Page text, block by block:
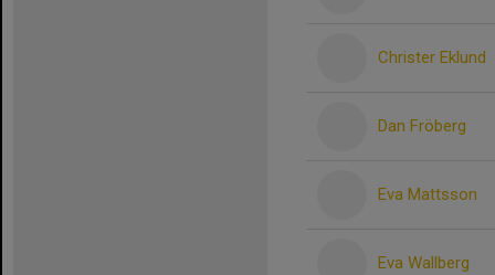
Christer Eklund
Dan Fröberg
Eva Mattsson
Eva Wallberg